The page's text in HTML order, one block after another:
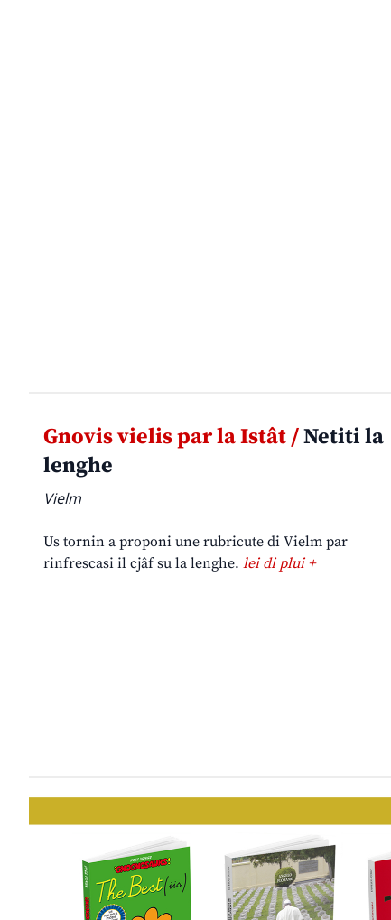
Gnovis vielis par la Istât /Netiti la
lenghe
Vielm
Us tornin a proponi une rubricute di Vielm par
rinfrescasi il cjâf su la lenghe. lei di plui +